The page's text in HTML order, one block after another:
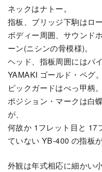
ネックはナトー。
指板、ブリッジ下駒はロ
ボディー周囲、サウンド
ーン(ニシンの骨模様)。
ヘッド、指板周囲にはバ
YAMAKI ゴールド・ペグ。
ピックガードはべっ甲柄。
ポジション・マークは白
が、
何故か 1フレット目と 17
ていない YB-400 の指板
外観は年式相応に細かい